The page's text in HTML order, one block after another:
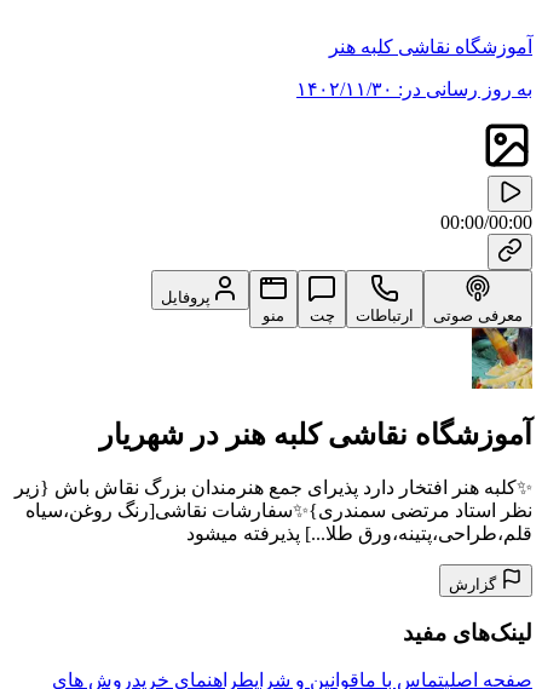
آموزشگاه نقاشی کلبه هنر
به روز رسانی در: ۱۴۰۲/۱۱/۳۰
00:00/00:00
معرفی صوتی ارتباطات چت منو
پروفایل
آموزشگاه نقاشی کلبه هنر در شهریار
✨کلبه هنر افتخار دارد پذیرای جمع هنرمندان بزرگ نقاش باش {زیر
نظر استاد مرتضی سمندری}✨سفارشات نقاشی[رنگ روغن،سیاه
قلم،طراحی،پتینه،ورق طلا...] پذیرفته میشود
گزارش
لینک‌های مفید
صفحه اصلیتماس با ماقوانین و شرایطراهنمای خریدروش های